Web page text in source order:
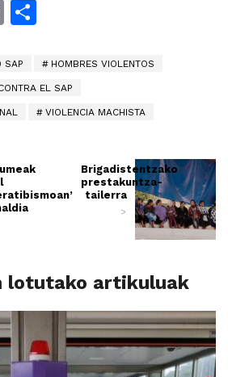
Email
SAP HOMBRES VIOLENTOS
EL SAP
VIOLENCIA MACHISTA
Brigadistentzako
prestakuntza-
tailerra
>
lotutako artikuluak